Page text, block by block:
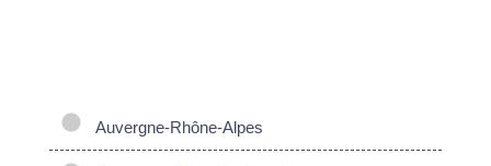
Auvergne-Rhône-Alpes